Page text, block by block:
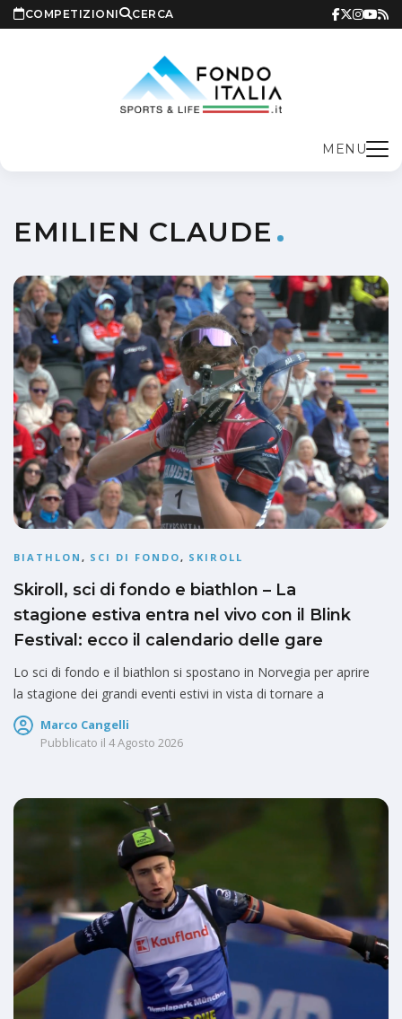
COMPETIZIONI CERCA
MENU
EMILIEN CLAUDE
BIATHLON , SCI DI FONDO, SKIROLL
Skiroll, sci di fondo e biathlon – La
stagione estiva entra nel vivo con il Blink
Festival: ecco il calendario delle gare
Lo sci di fondo e il biathlon si spostano in Norvegia per aprire
la stagione dei grandi eventi estivi in vista di tornare a
Marco Cangelli
Pubblicato il 4 Agosto 2026